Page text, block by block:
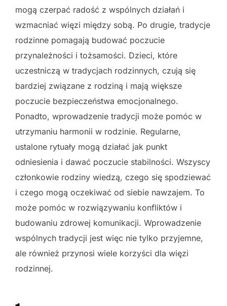
mogą czerpać radość z wspólnych działań i
wzmacniać więzi między sobą. Po drugie, tradycje
rodzinne pomagają budować poczucie
przynależności i tożsamości. Dzieci, które
uczestniczą w tradycjach rodzinnych, czują się
bardziej związane z rodziną i mają większe
poczucie bezpieczeństwa emocjonalnego.
Ponadto, wprowadzenie tradycji może pomóc w
utrzymaniu harmonii w rodzinie. Regularne,
ustalone rytuały mogą działać jak punkt
odniesienia i dawać poczucie stabilności. Wszyscy
członkowie rodziny wiedzą, czego się spodziewać
i czego mogą oczekiwać od siebie nawzajem. To
może pomóc w rozwiązywaniu konfliktów i
budowaniu zdrowej komunikacji. Wprowadzenie
wspólnych tradycji jest więc nie tylko przyjemne,
ale również przynosi wiele korzyści dla więzi
rodzinnej.